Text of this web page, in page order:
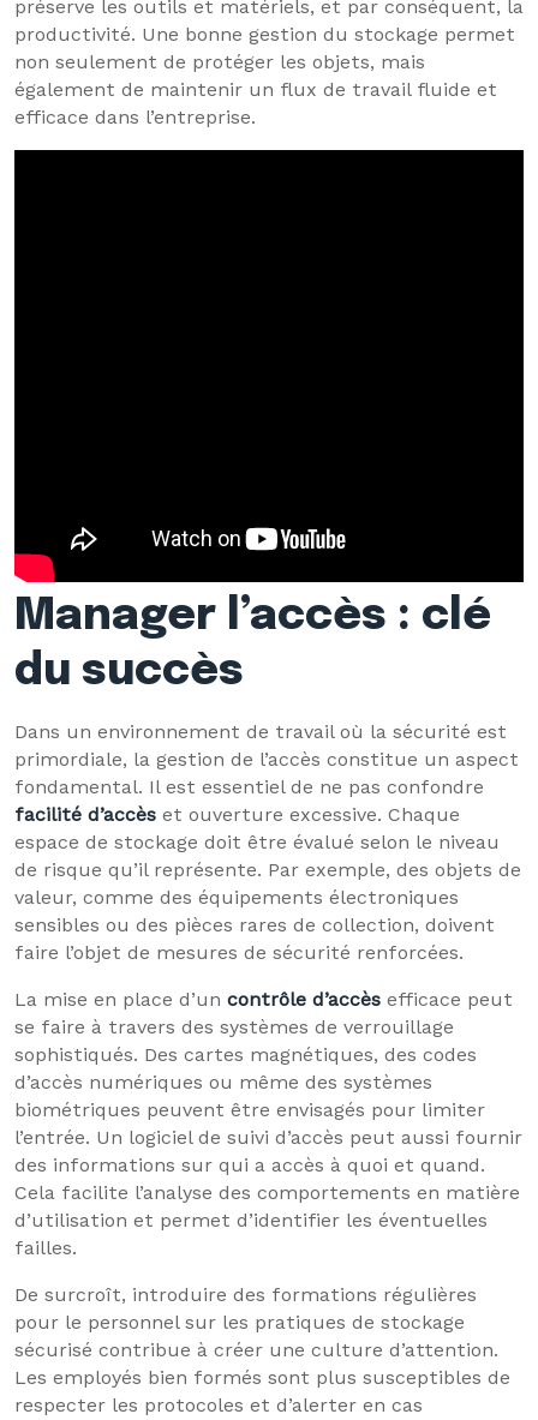
préserve les outils et matériels, et par conséquent, la
productivité. Une bonne gestion du stockage permet
non seulement de protéger les objets, mais
également de maintenir un flux de travail fluide et
efficace dans l’entreprise.
Manager l’accès : clé
du succès
Dans un environnement de travail où la sécurité est
primordiale, la gestion de l’accès constitue un aspect
fondamental. Il est essentiel de ne pas confondre
facilité d’accès et ouverture excessive. Chaque
espace de stockage doit être évalué selon le niveau
de risque qu’il représente. Par exemple, des objets de
valeur, comme des équipements électroniques
sensibles ou des pièces rares de collection, doivent
faire l’objet de mesures de sécurité renforcées.
La mise en place d’un contrôle d’accès efficace peut
se faire à travers des systèmes de verrouillage
sophistiqués. Des cartes magnétiques, des codes
d’accès numériques ou même des systèmes
biométriques peuvent être envisagés pour limiter
l’entrée. Un logiciel de suivi d’accès peut aussi fournir
des informations sur qui a accès à quoi et quand.
Cela facilite l’analyse des comportements en matière
d’utilisation et permet d’identifier les éventuelles
failles.
De surcroît, introduire des formations régulières
pour le personnel sur les pratiques de stockage
sécurisé contribue à créer une culture d’attention.
Les employés bien formés sont plus susceptibles de
respecter les protocoles et d’alerter en cas